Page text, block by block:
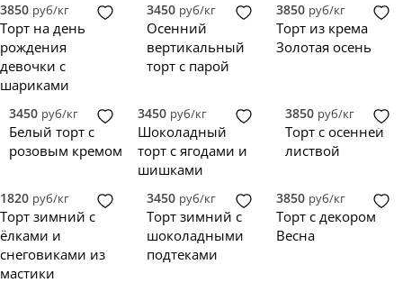
3850 руб/кг
Торт на день
рождения
девочки с
шариками
3450 руб/кг
Осенний
вертикальный
торт с парой
3850 руб/кг
Торт из крема
Золотая осень
3450 руб/кг
Белый торт с
розовым кремом
3450 руб/кг
Шоколадный
торт с ягодами и
шишками
3850 руб/кг
Торт с осенней
листвой
1820 руб/кг
Торт зимний с
ёлками и
снеговиками из
мастики
3450 руб/кг
Торт зимний с
шоколадными
подтеками
3850 руб/кг
Торт с декором
Весна